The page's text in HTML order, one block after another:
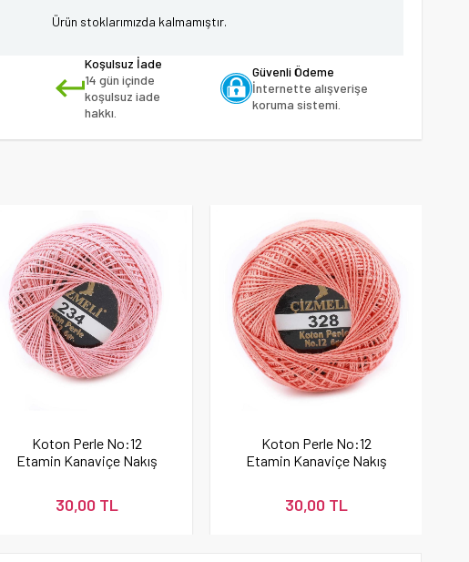
Ürün stoklarımızda kalmamıştır.
Koşulsuz İade
14 gün içinde
koşulsuz iade
hakkı.
Güvenli Ödeme
İnternette alışverişe
koruma sistemi.
Koton Perle No:12
Etamin Kanaviçe Nakış
30,00 TL
Koton Perle No:12
Etamin Kanaviçe Nakış
30,00 TL